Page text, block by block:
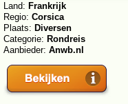
Land: Frankrijk
Regio: Corsica
Plaats: Diversen
Categorie: Rondreis
Aanbieder: Anwb.nl